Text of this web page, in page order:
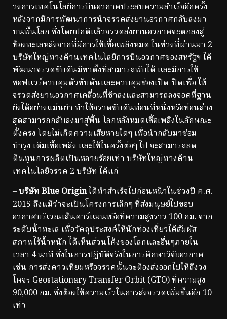
วงการเทคโนโลยีการบินอวกาศประสบความสำเร็จอีกครั้ง
หลังจากมีการพัฒนาการนำจรวดส่งยานอวกาศกลับลงมา
บนพื้นโลก ซึ่งโดยปกติแล้วจรวดส่งยานอวกาศจะตกลงสู่
ท้องทะเลหลังจากที่มีการใช้เชื้อเพลิงหมด ในช่วงที่ผ่านมา 2
บริษัทใหญ่ทางด้านเทคโนโลยีการบินอวกาศของสหรัฐฯ ได้
พัฒนาจรวดขับดันมีขาตั้งที่สามารถพับได้ และมีการใช้
ซอฟแวร์ควบคุมตัวขับดันและควบคุมช่องเปิด-ปิดเพื่อ ให้
จรวดส่งยานอวกาศเคลื่อนที่ช้าลงและสามารถลงจอดที่ฐาน
ยิงได้อย่างแม่นยำ ทำให้จรวดขับดันท่อนที่หนึ่งหรือท่อนล่าง
สุดสามารถกลับลงมาสู่พื้น โลกหลังหมดเชื้อเพลิงในลักษณะ
ตั้งตรง โดยไม่เกิดความเสียหายใดๆ เพื่อนำกลับมาซ่อม
บำรุง เติมเชื้อเพลิง และใช้ในครั้งต่อๆ ไป จะสามารถลด
ต้นทุนการผลิตเป็นหลายร้อยเท่า บริษัทใหญ่ทางด้าน
เทคโนโลยีจรวด 2 บริษัท ได้แก่
–บริษัท Blue Originได้ทำสำเร็จไปก่อนหน้าในช่วงปี ค.ศ.
2015 ถึงแม้ว่าจะเป็นโครงการเล็กๆ ที่ส่งมนุษย์ไปขอบ
อวกาศบริเวณเส้นคาร์แมนหรือที่ความสูงราว 100 กม. จาก
ระดับน้ำทะเล เพื่อวัตถุประสงค์ให้นักท่องเที่ยวได้สัมผัส
สภาพไร้น้ำหนัก ได้เห็นส่วนโค้งของโลกและอื่นๆภายใน
เวลา 4 นาที ซึ่งในการปฏิบัติจริงในการศึกษาวิจัยอวกาศ
เช่น การส่งดาวเทียมหรือจรวดนั้นจะต้องส่งออกไปให้ถึงวง
โคจร Geostationary Transfer Orbit (GTO) ที่ความสูง
90,000 กม. ซึ่งต้องใช้ความเร็วในการส่งจรวดเพิ่มขึ้นอีก 10
เท่า